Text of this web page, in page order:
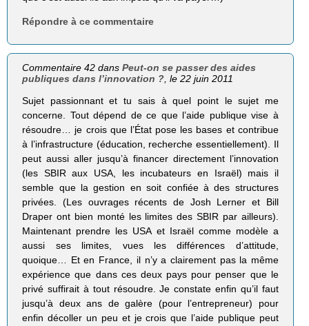
Répondre à ce commentaire
Commentaire 42 dansPeut-on se passer des aides
publiques dans l’innovation ? , le 22 juin 2011
Sujet passionnant et tu sais à quel point le sujet me
concerne. Tout dépend de ce que l’aide publique vise à
résoudre… je crois que l’État pose les bases et contribue
à l’infrastructure (éducation, recherche essentiellement). Il
peut aussi aller jusqu’à financer directement l’innovation
(les SBIR aux USA, les incubateurs en Israël) mais il
semble que la gestion en soit confiée à des structures
privées. (Les ouvrages récents de Josh Lerner et Bill
Draper ont bien monté les limites des SBIR par ailleurs).
Maintenant prendre les USA et Israël comme modèle a
aussi ses limites, vues les différences d’attitude,
quoique… Et en France, il n’y a clairement pas la même
expérience que dans ces deux pays pour penser que le
privé suffirait à tout résoudre. Je constate enfin qu’il faut
jusqu’à deux ans de galère (pour l’entrepreneur) pour
enfin décoller un peu et je crois que l’aide publique peut